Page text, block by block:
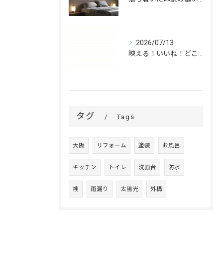
2026/07/13
タグ Tags
大阪 リフォーム 塗装 お風呂
キッチン トイレ 洗面台 防水
襖 雨漏り 太陽光 外構